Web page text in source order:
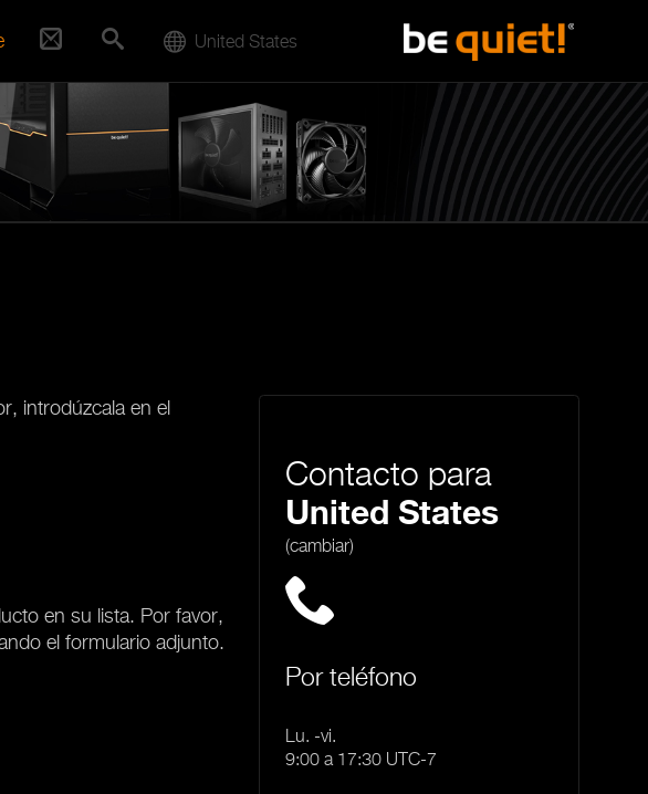
United States
introdúzcala en el
en su lista. Por favor,
el formulario adjunto.
Contacto para
United States
(cambiar)
Por teléfono
Lu. -vi.
9:00 a 17:30 UTC-7